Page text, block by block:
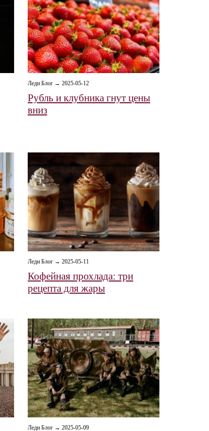
Леди Блог → 2025-05-12
Рубль и клубника гнут цены
вниз
Леди Блог → 2025-05-11
Кофейная прохлада: три
рецепта для жары
Леди Блог → 2025-05-09